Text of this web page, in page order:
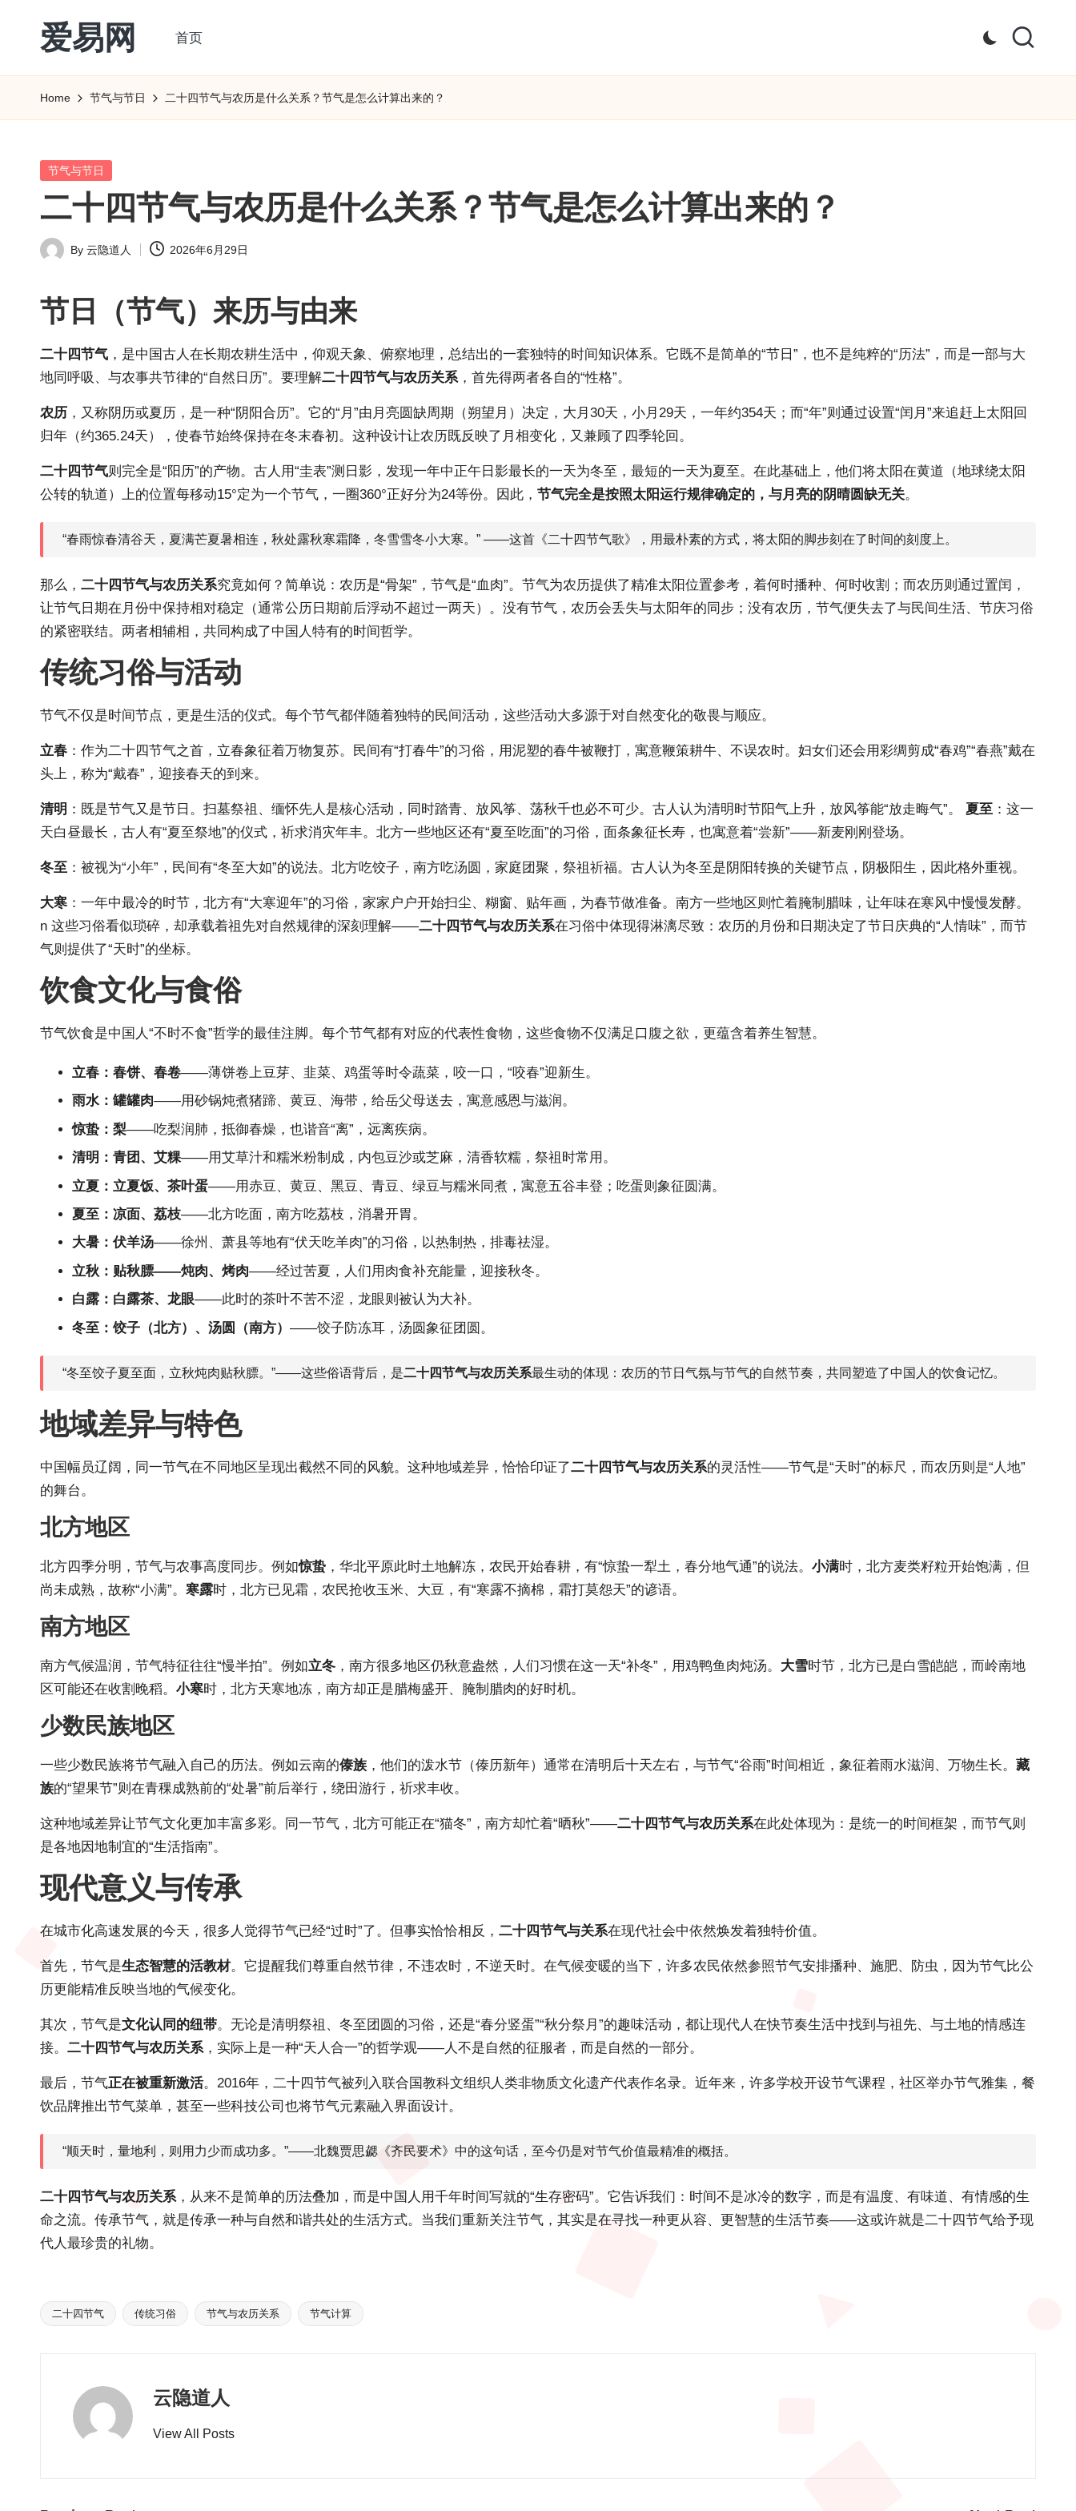
爱易网
历
阳
转
农
历
询
_2ebc.com
首页
Home 节气与节日 二十四节气与农历是什么关系？节气是怎么计算出来的？
Posted
节气与节日
二十四节气与农历是什么关系？节气是怎么计算出来的？
Posted
By 云隐道人 2026年6月29日
节日（节气）来历与由来
二十四节气 ，是中国古人在长期农耕生活中，仰观天象、俯察地理，总结出的一套独特的时间知识体系。它既不是简单的“节日”，也不是纯粹的“历法”，而是一部与大
地同呼吸、与农事共节律的“自然日历”。要理解二十四节气与农历关系，首先得两者各自的“性格”。
农历 ，又称阴历或夏历，是一种“阴阳合历”。它的“月”由月亮圆缺周期（朔望月）决定，大月30天，小月29天，一年约354天；而“年”则通过设置“闰月”来追赶上太阳回
归年（约365.24天），使春节始终保持在冬末春初。这种设计让农历既反映了月相变化，又兼顾了四季轮回。
二十四节气则完全是“阳历”的产物。古人用“圭表”测日影，发现一年中正午日影最长的一天为冬至，最短的一天为夏至。在此基础上，他们将太阳在黄道（地球绕太阳
公转的轨道）上的位置每移动15°定为一个节气，一圈360°正好分为24等份。因此， 节气完全是按照太阳运行规律确定的，与月亮的阴晴圆缺无关。
“春雨惊春清谷天，夏满芒夏暑相连，秋处露秋寒霜降，冬雪雪冬小大寒。” ——这首《二十四节气歌》，用最朴素的方式，将太阳的脚步刻在了时间的刻度上。
那么， 二十四节气与农历关系究竟如何？简单说：农历是“骨架”，节气是“血肉”。节气为农历提供了精准太阳位置参考，着何时播种、何时收割；而农历则通过置闰，
让节气日期在月份中保持相对稳定（通常公历日 期前后浮动不超过一两天）。没有节气，农历会丢失与太阳年的同步；没有农历，节气便失去了与民间生活、节庆习俗
的紧密联结。两者相辅相，共同构成了中国人特有的时间哲学。
传统习俗与活动
节气不仅是时间节点，更是生活的仪式。每个节气都伴随着独特的民间活动，这些活动大多源于对自然变化的敬畏与顺应。
立春 ：作为二十四节气之首，立春象征着万物复苏。民间有“打春牛”的习俗，用泥塑的春牛被鞭打，寓意鞭策耕牛、不误农时。妇女们还会用彩绸剪成“春鸡”“春燕”戴在
头上，称为“戴春”，迎接春天的到来。
清明 ：既是节气又是节日。扫墓祭祖、缅怀先人是核心活动，同时踏青、放风筝、荡秋千也必不可少。古人认为清明时节阳气上升，放风筝能“放走晦气”。 夏至 ：这一
天白昼最长，古人有“夏至祭地”的仪式，祈求消灾年丰。北方一些地区还有“夏至吃面”的习俗，面条象征长寿，也寓意着“尝新”——新麦刚刚登场。
冬至 ：被视为“小年”，民间有“冬至大如”的说法。北方吃饺子，南方吃汤圆，家庭团聚，祭祖祈福。古人认为冬至是阴阳转换的关键节点，阴极阳生，因此格外重视。
大寒 ：一年中最冷的时节，北方有“大寒迎年”的习俗，家家户户开始扫尘、糊窗、贴年画，为春节做准备。南方一些地区则忙着腌制腊味，让年味在寒风中慢慢发酵。
n 这些习俗看似琐碎，却承载着祖先对自然规律的深刻理解——二十四节气与农历关系在习俗中体现得淋漓尽致：农历的月份和日期决定了节日庆典的“人情味”，而节
气则提供了“天时”的坐标。
饮食文化与食俗
节气饮食是中国人“不时不食”哲学的最佳注脚。每个节气都有对应的代表性食物，这些食物不仅满足口腹之欲，更蕴含着养生智慧。
立春：春饼、春卷——薄饼卷上豆芽、韭菜、鸡蛋等时令蔬菜，咬一口，“咬春”迎新生。
雨水：罐罐肉——用砂锅炖煮猪蹄、黄豆、海带，给岳父母送去，寓意感恩与滋润。
惊蛰：梨——吃梨润肺，抵御春燥，也谐音“离”，远离疾病。
清明：青团、艾粿——用艾草汁和糯米粉制成，内包豆沙或芝麻，清香软糯，祭祖时常用。
立夏：立夏饭、茶叶蛋——用赤豆、黄豆、黑豆、青豆、绿豆与糯米同煮，寓意五谷丰登；吃蛋则象征圆满。
夏至：凉面、荔枝——北方吃面，南方吃荔枝，消暑开胃。
大暑：伏羊汤——徐州、萧县等地有“伏天吃羊肉”的习俗，以热制热，排毒祛湿。
立秋：贴秋膘——炖肉、烤肉——经过苦夏，人们用肉食补充能量，迎接秋冬。
白露：白露茶、龙眼——此时的茶叶不苦不涩，龙眼则被认为大补。
冬至：饺子（北方）、汤圆（南方） ——饺子防冻耳，汤圆象征团圆。
“冬至饺子夏至面，立秋炖肉贴秋膘。”——这些俗语背后，是二十四节气与农历关系最生动的体现：农历的节日气氛与节气的自然节奏，共同塑造了中国人的饮食记忆。
地域差异与特色
中国幅员辽阔，同一节气在不同地区呈现出截然不同的风貌。这种地域差异，恰恰印证了二十四节气与农历关系的灵活性——节气是“天时”的标尺，而农历则是“人地”
的舞台。
北方地区
北方四季分明，节气与农事高度同步。例如惊蛰 ，华北平原此时土地解冻，农民开始春耕，有“惊蛰一犁土，春分地气通”的说法。 小满时，北方麦类籽粒开始饱满，但
尚未成熟，故称“小满”。 寒露时，北方已见霜，农民抢收玉米、大豆，有“寒露不摘棉，霜打莫怨天”的谚语。
南方地区
南方气候温润，节气特征往往“慢半拍”。例如立冬 ，南方很多地区仍秋意盎然，人们习惯在这一天“补冬”，用鸡鸭鱼肉炖汤。 大雪时节，北方已是白雪皑皑，而岭南地
区可能还在收割晚稻。 小寒时，北方天寒地冻，南方却正是腊梅盛开、腌制腊肉的好时机。
少数民族地区
一些少数民族将节气融入自己的历法。例如云南的傣族 ，他们的泼水节（傣历新年）通常在清明后十天左右，与节气“谷雨”时间相近，象征着雨水滋润、万物生长。 藏
族的“望果节”则在青稞成熟前的“处暑”前后举行，绕田游行，祈求丰收。
这种地域差异让节气文化更加丰富多彩。同一节气，北方可能正在“猫冬”，南方却忙着“晒秋”——二十四节气与农历关系在此处体现为：是统一的时间框架，而节气则
是各地因地制宜的“生活指南”。
现代意义与传承
在城市化高速发展的今天，很多人觉得节气已经“过时”了。但事实恰恰相反， 二十四节气与关系在现代社会中依然焕发着独特价值。
首先，节气是生态智慧的活教材。它提醒我们尊重自然节律，不违农时，不逆天时。在气候变暖的当下，许多农民依然参照节气安排播种、施肥、防虫，因为节气比公
历更能精准反映当地的气候变化。
其次，节气是文化认同的纽带。无论是清明祭祖、冬至团圆的习俗，还是“春分竖蛋”“秋分祭月”的趣味活动，都让现代人在快节奏生活中找到与祖先、与土地的情感连
接。 二十四节气与农历关系 ，实际上是一种“天人合一”的哲学观——人不是自然的征服者，而是自然的一部分。
最后，节气正在被重新激活。2016年，二十四节气被列入联合国教科文组织人类非物质文化遗产代表作名录。近年来，许多学校开设节气课程，社区举办节气雅集，餐
饮品牌推出节气菜单，甚至一些科技公司也将节气元素融入界面设计。
“顺天时，量地利，则用力少而成功多。”——北魏贾思勰《齐民要术》中的这句话，至今仍是对节气价值最精准的概括。
二十四节气与农历关系 ，从来不是简单的历法叠加，而是中国人用千年时间写就的“生存密码”。它告诉我们：时间不是冰冷的数字，而是有温度、有味道、有情感的生
命之流。传承节气，就是传承一种与自然和谐共处的生活方式。当我们重新关注节气，其实是在寻找一种更从容、更智慧的生活节奏——这或许就是二十四节气给予现
代人最珍贵的礼物。
Tags:
二十四节气 传统习俗 节气与农历关系 节气计算
云隐道人
View All Posts